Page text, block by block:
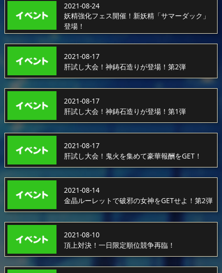
2021-08-24
妖精強化フェス開催！新妖精「サマーダック」
登場！
2021-08-17
肝試し大会！神鋳石造りが登場！第2弾
2021-08-17
肝試し大会！神鋳石造りが登場！第1弾
2021-08-17
肝試し大会！鬼火を集めて豪華報酬をGET！
2021-08-14
金晶ルーレットで破邪の女神をGETせよ！第2弾
2021-08-10
頂上対決！一日限定順位競争再臨！